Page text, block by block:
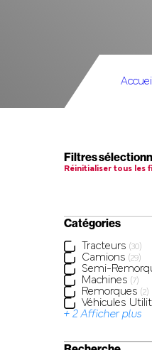
Accueil
Filtres
Réinitialiser tous les
Catégories
Tracteurs (30)
Camions (29)
Semi-
Machines (7)
Remorques (2)
Véhicules
+ 2 Afficher plus